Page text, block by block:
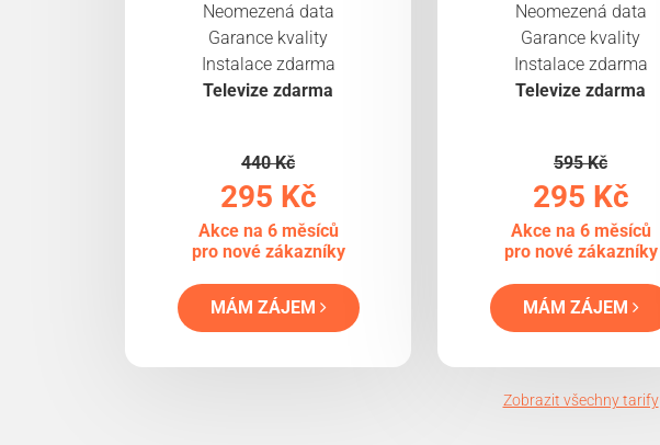
Neomezená data
Garance kvality
Instalace zdarma
Televize zdarma
440 Kč
295 Kč
Akce na 6 měsíců
pro nové zákazníky
MÁM ZÁJEM
Neomezená data
Garance kvality
Instalace zdarma
Televize zdarma
595 Kč
295 Kč
Akce na 6 měsíců
pro nové zákazníky
MÁM ZÁJEM
Zobrazit všechny tarify